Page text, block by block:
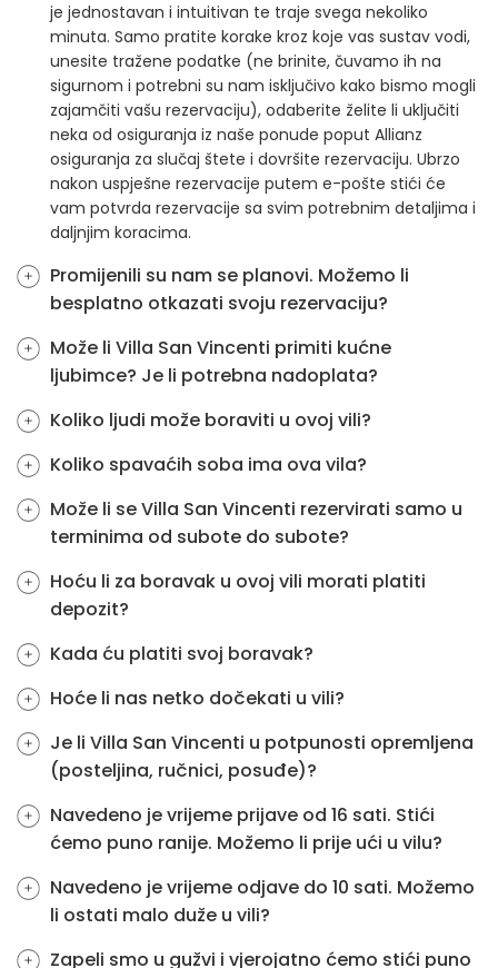
je jednostavan i intuitivan te traje svega nekoliko
minuta. Samo pratite korake kroz koje vas sustav vodi,
unesite tražene podatke (ne brinite, čuvamo ih na
sigurnom i potrebni su nam isključivo kako bismo mogli
zajamčiti vašu rezervaciju), odaberite želite li uključiti
neka od osiguranja iz naše ponude poput Allianz
osiguranja za slučaj štete i dovršite rezervaciju. Ubrzo
nakon uspješne rezervacije putem e-pošte stići će
vam potvrda rezervacije sa svim potrebnim detaljima i
daljnjim koracima.
Promijenili su nam se planovi. Možemo li
besplatno otkazati svoju rezervaciju?
Može li Villa San Vincenti primiti kućne
ljubimce? Je li potrebna nadoplata?
Koliko ljudi može boraviti u ovoj vili?
Koliko spavaćih soba ima ova vila?
Može li se Villa San Vincenti rezervirati samo u
terminima od subote do subote?
Hoću li za boravak u ovoj vili morati platiti
depozit?
Kada ću platiti svoj boravak?
Hoće li nas netko dočekati u vili?
Je li Villa San Vincenti u potpunosti opremljena
(posteljina, ručnici, posuđe)?
Navedeno je vrijeme prijave od 16 sati. Stići
ćemo puno ranije. Možemo li prije ući u vilu?
Navedeno je vrijeme odjave do 10 sati. Možemo
li ostati malo duže u vili?
Zapeli smo u gužvi i vjerojatno ćemo stići puno